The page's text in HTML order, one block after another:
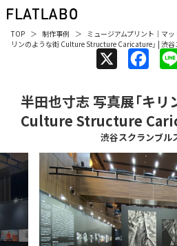
TOP 制作事例 ミュージアムプリント ｜ マッ
リンのような街 Culture Structure Caricature」 | 渋
c
e
b
o
o
k
半田也寸志 写真展「キ
Culture Structure
渋谷スクランブル